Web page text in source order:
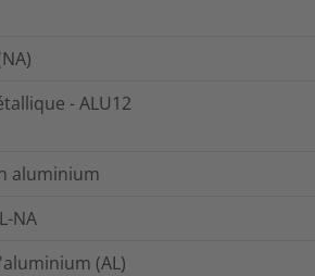
- ALU12
aluminium
NA
(AL)